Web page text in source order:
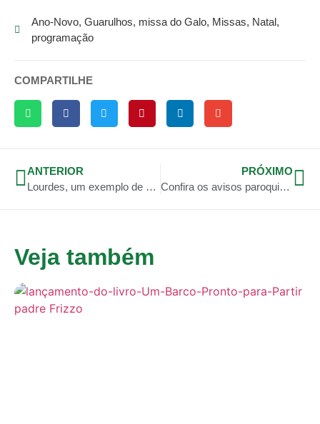
Ano-Novo, Guarulhos, missa do Galo, Missas, Natal,
programação
COMPARTILHE
ANTERIOR
Lourdes, um exemplo de dedicação e amor a Jesus
PRÓXIMO
Confira os avisos paroquiais de 22 de dezembro
Veja também